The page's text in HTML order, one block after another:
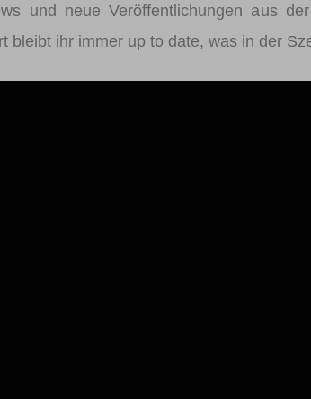
und neue Veröffentlichungen aus
bleibt ihr immer up to date, was in der